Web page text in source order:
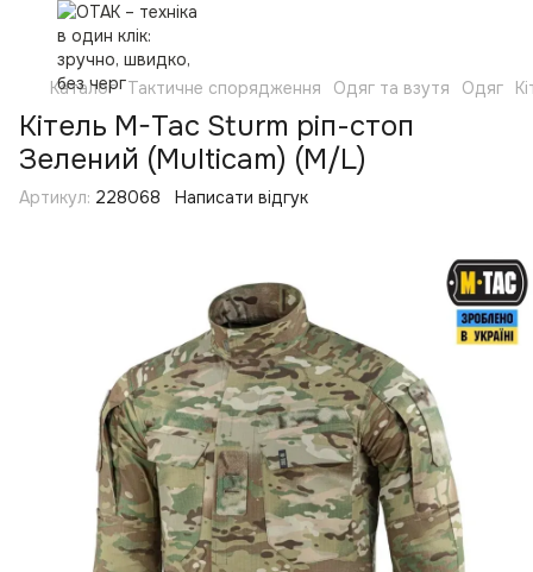
Каталог Тактичне спорядження Одяг та взутя Одяг
Кітель M-Tac Sturm ріп-стоп
Зелений (Multicam) (M/L)
Артикул: 228068 Написати відгук